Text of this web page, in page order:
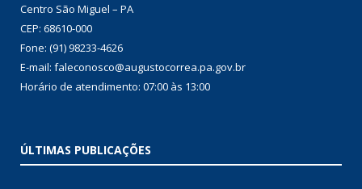
Centro São Miguel – PA
CEP: 68610-000
Fone: (91) 98233-4626
E-mail: faleconosco@augustocorrea.pa.gov.br
Horário de atendimento: 07:00 às 13:00
ÚLTIMAS PUBLICAÇÕES